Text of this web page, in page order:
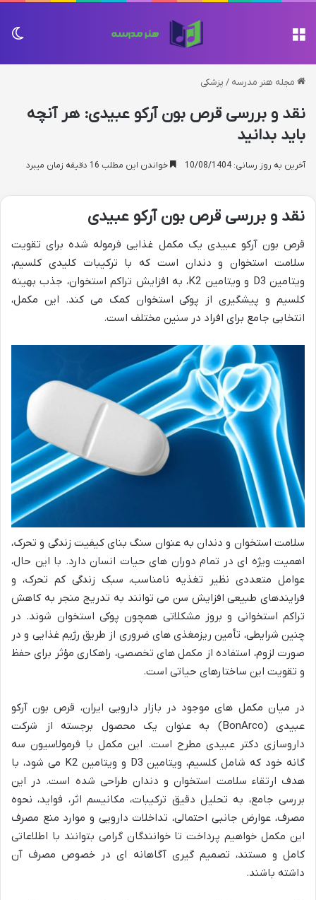
مجله هنر مدرسه / پزشکی
نقد و بررسی قرص بون آرکو عبیدی: هر آنچه
باید بدانید
آخرین به روز رسانی: 10/08/1404 خواندن این مطلب 16 دقیقه زمان میبرد
نقد و بررسی قرص بون آرکو عبیدی
قرص بون آرکو عبیدی یک مکمل غذایی فرموله شده برای تقویت
سلامت استخوان و دندان است که با ترکیبات کلیدی کلسیم،
ویتامین D3 و ویتامین K2، به افزایش تراکم استخوان، جذب بهینه
کلسیم و پیشگیری از پوکی استخوان کمک می کند. این مکمل،
انتخابی جامع برای افراد در سنین مختلف است.
سلامت استخوان و دندان به عنوان سنگ بنای کیفیت زندگی و تحرک،
اهمیت ویژه ای در تمام دوران های حیات انسان دارد. با این حال،
عوامل متعددی نظیر تغذیه نامناسب، سبک زندگی کم تحرک، و
فرایندهای طبیعی افزایش سن می توانند به تدریج منجر به کاهش
تراکم استخوانی و بروز مشکلاتی همچون پوکی استخوان شوند. در
چنین شرایطی، تأمین ریزمغذی های ضروری از طریق رژیم غذایی و در
صورت لزوم، استفاده از مکمل های تخصصی، راهکاری مؤثر برای حفظ
و تقویت این ساختارهای حیاتی است.
در میان مکمل های موجود در بازار دارویی ایران، قرص بون آرکو
عبیدی (BonArco) به عنوان یک محصول برجسته از شرکت
داروسازی دکتر عبیدی مطرح است. این مکمل با فرمولاسیون سه
گانه خود که شامل کلسیم، ویتامین D3 و ویتامین K2 می شود، با
هدف ارتقاء سلامت استخوان و دندان طراحی شده است. در این
بررسی جامع، به تحلیل دقیق ترکیبات، مکانیسم اثر، فواید، نحوه
مصرف، عوارض جانبی احتمالی، تداخلات دارویی و موارد منع مصرف
این مکمل خواهیم پرداخت تا خوانندگان گرامی بتوانند با اطلاعاتی
کامل و مستند، تصمیم گیری آگاهانه ای در خصوص مصرف آن
داشته باشند.